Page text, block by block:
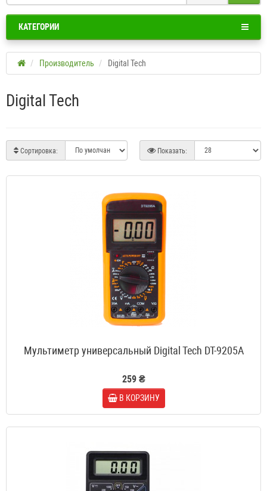
КАТЕГОРИИ
Производитель Digital Tech
Digital Tech
Сортировка: Показать:
Мультиметр универсальный Digital Tech DT-9205A
259 ₴
В КОРЗИНУ